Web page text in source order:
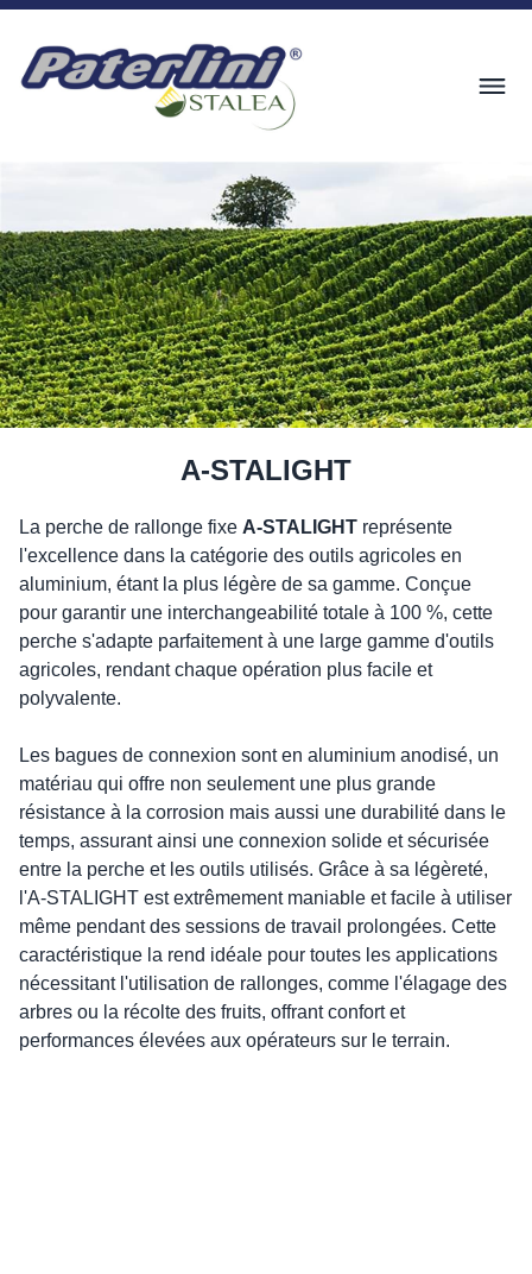
A-STALIGHT
La perche de rallonge fixe A-STALIGHT représente
l'excellence dans la catégorie des outils agricoles en
aluminium, étant la plus légère de sa gamme. Conçue
pour garantir une interchangeabilité totale à 100 %, cette
perche s'adapte parfaitement à une large gamme d'outils
agricoles, rendant chaque opération plus facile et
polyvalente.
Les bagues de connexion sont en aluminium anodisé, un
matériau qui offre non seulement une plus grande
résistance à la corrosion mais aussi une durabilité dans le
temps, assurant ainsi une connexion solide et sécurisée
entre la perche et les outils utilisés. Grâce à sa légèreté,
l'A-STALIGHT est extrêmement maniable et facile à utiliser
même pendant des sessions de travail prolongées. Cette
caractéristique la rend idéale pour toutes les applications
nécessitant l'utilisation de rallonges, comme l'élagage des
arbres ou la récolte des fruits, offrant confort et
performances élevées aux opérateurs sur le terrain.